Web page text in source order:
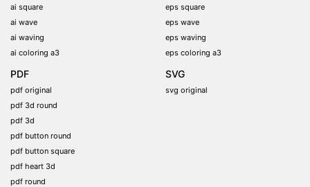
ai square
ai wave
ai waving
ai coloring a3
eps square
eps wave
eps waving
eps coloring a3
PDF
pdf original
pdf 3d round
pdf 3d
pdf button round
pdf button square
pdf heart 3d
pdf round
SVG
svg original